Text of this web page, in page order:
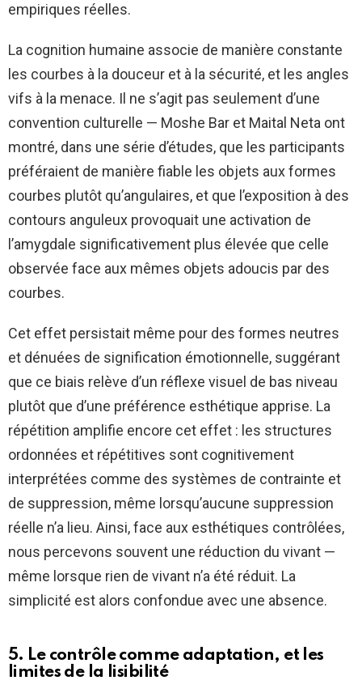
empiriques réelles.
La cognition humaine associe de manière constante
les courbes à la douceur et à la sécurité, et les angles
vifs à la menace. Il ne s’agit pas seulement d’une
convention culturelle — Moshe Bar et Maital Neta ont
montré, dans une série d’études, que les participants
préféraient de manière fiable les objets aux formes
courbes plutôt qu’angulaires, et que l’exposition à des
contours anguleux provoquait une activation de
l’amygdale significativement plus élevée que celle
observée face aux mêmes objets adoucis par des
courbes.
Cet effet persistait même pour des formes neutres
et dénuées de signification émotionnelle, suggérant
que ce biais relève d’un réflexe visuel de bas niveau
plutôt que d’une préférence esthétique apprise. La
répétition amplifie encore cet effet : les structures
ordonnées et répétitives sont cognitivement
interprétées comme des systèmes de contrainte et
de suppression, même lorsqu’aucune suppression
réelle n’a lieu. Ainsi, face aux esthétiques contrôlées,
nous percevons souvent une réduction du vivant —
même lorsque rien de vivant n’a été réduit. La
simplicité est alors confondue avec une absence.
5. Le contrôle comme adaptation, et les
limites de la lisibilité